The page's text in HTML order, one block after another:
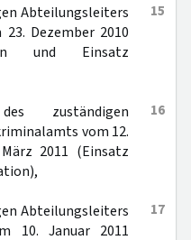
15
Abteilungsleiters
Dezember 2010
und Einsatz
16
zuständigen
vom 12.
2011 (Einsatz
17
Abteilungsleiters
10. Januar 2011